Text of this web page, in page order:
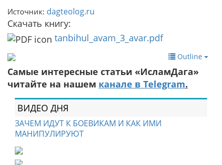
Источник: dagteolog.ru
Скачать книгу:
tanbihul_avam_3_avar.pdf
Outline
Самые интересные статьи «ИсламДага»
читайте на нашем канале в Telegram.
ВИДЕО ДНЯ
ЗАЧЕМ ИДУТ К БОЕВИКАМ И КАК ИМИ
МАНИПУЛИРУЮТ